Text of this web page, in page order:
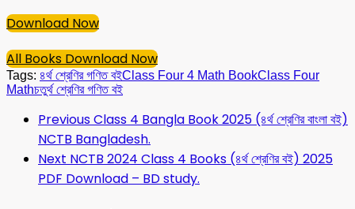
Download Now
All Books Download Now
Tags: ৪র্থ শ্রেণির গণিত বইClass Four 4 Math BookClass Four
Mathচতুর্থ শ্রেণির গণিত বই
PreviousClass 4 Bangla Book 2025 (৪র্থ শ্রেণির বাংলা বই)
NCTB Bangladesh.
Next NCTB 2024 Class 4 Books (৪র্থ শ্রেণির বই) 2025
PDF Download – BD study.